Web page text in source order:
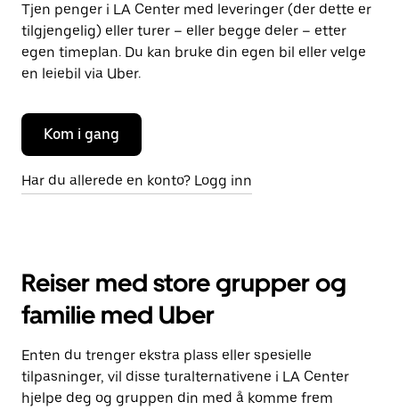
Tjen penger i LA Center med leveringer (der dette er
tilgjengelig) eller turer – eller begge deler – etter
egen timeplan. Du kan bruke din egen bil eller velge
en leiebil via Uber.
Kom i gang
Har du allerede en konto? Logg inn
Reiser med store grupper og
familie med Uber
Enten du trenger ekstra plass eller spesielle
tilpasninger, vil disse turalternativene i LA Center
hjelpe deg og gruppen din med å komme frem